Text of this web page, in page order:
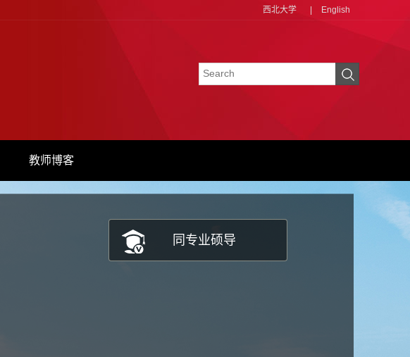
西北大学 English
教师博客
同专业硕导